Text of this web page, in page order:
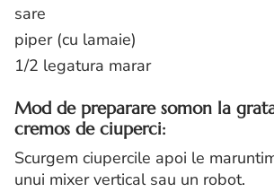
sare
piper (cu lamaie)
1/2 legatura marar
Mod de preparare somon la
cremos de ciuperci:
Scurgem ciupercile apoi le
unui mixer vertical sau un robot.